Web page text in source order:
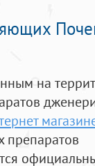
на
препаратов